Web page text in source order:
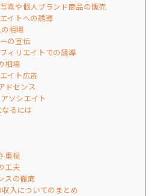
真や個人ブランド商品の販売
イトへの誘導
相場
の宣伝
ィリエイトでの誘導
相場
イト広告
ドセンス
ソシエイト
るには
重視
工夫
スの徹底
入についてのまとめ